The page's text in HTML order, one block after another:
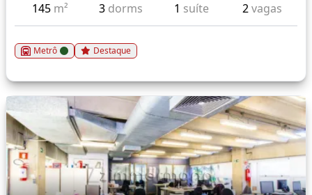
145 m² 3 dorms 1 suíte 2vagas
Metrô Destaque